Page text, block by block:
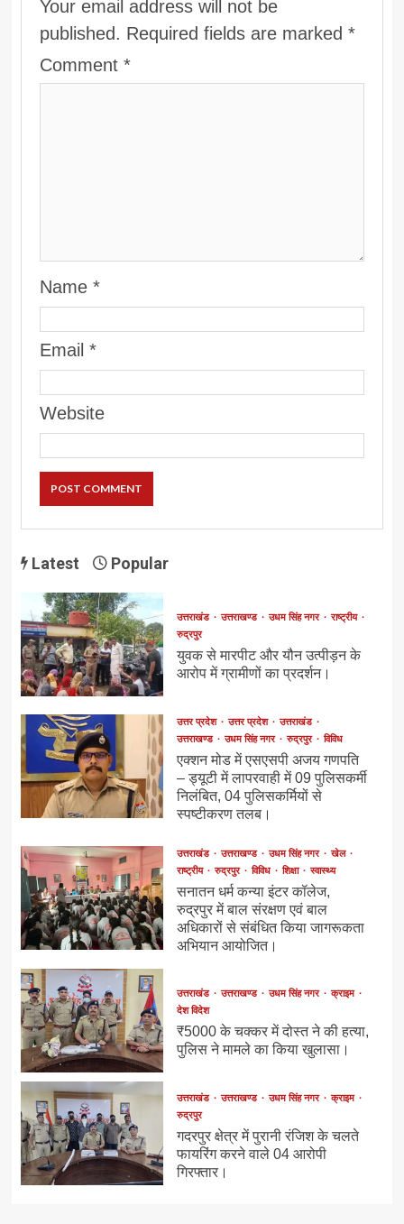
Your email address will not be
published. Required fields are marked*
Comment*
Name*
Email*
Website
Latest Popular
उत्तराखंड उत्तराखण्ड उधम सिंह नगर
राष्ट्रीय
रुद्रपुर
युवक से मारपीट और यौन उत्पीड़न के
आरोप में ग्रामीणों का प्रदर्शन।
उत्तर प्रदेश उत्तर प्रदेश
उत्तराखंड
उत्तराखण्ड
उधम सिंह नगर रुद्रपुर विविध
एक्शन मोड में एसएसपी अजय गणपति
– ड्यूटी में लापरवाही में 09 पुलिसकर्मी
निलंबित, 04 पुलिसकर्मियों से
स्पष्टीकरण तलब।
उत्तराखंड उत्तराखण्ड उधम सिंह नगर
खेल
राष्ट्रीय
रुद्रपुर विविध शिक्षा स्वास्थ्य
सनातन धर्म कन्या इंटर कॉलेज,
रुद्रपुर में बाल संरक्षण एवं बाल
अधिकारों से संबंधित किया जागरूकता
अभियान आयोजित।
उत्तराखंड उत्तराखण्ड उधम सिंह नगर
क्राइम
देश विदेश
₹5000 के चक्कर में दोस्त ने की हत्या,
पुलिस ने मामले का किया खुलासा।
उत्तराखंड उत्तराखण्ड उधम सिंह नगर
क्राइम
रुद्रपुर
गदरपुर क्षेत्र में पुरानी रंजिश के चलते
फायरिंग करने वाले 04 आरोपी
गिरफ्तार।